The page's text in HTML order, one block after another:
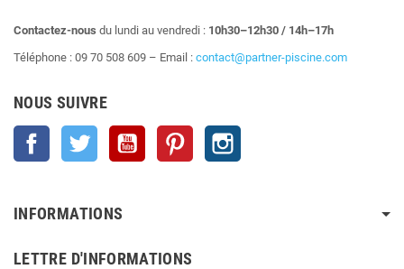
Contactez-nous du lundi au vendredi : 10h30–12h30 / 14h–17h
Téléphone : 09 70 508 609 – Email : contact@partner-piscine.com
NOUS SUIVRE
Facebook Twitter YouTube Pinterest
INFORMATIONS
LETTRE D'INFORMATIONS